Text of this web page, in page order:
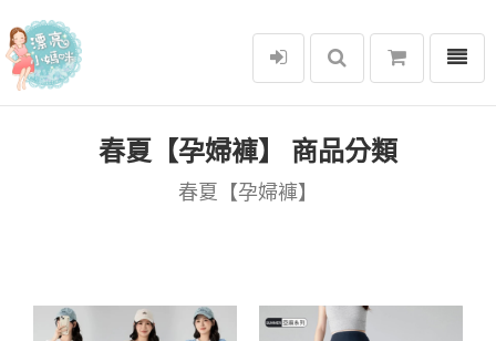
漂亮小媽咪
選單
春夏【孕婦褲】 商品分類
春夏【孕婦褲】